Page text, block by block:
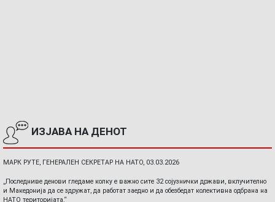
ИЗЈАВА НА ДЕНОТ
МАРК РУТЕ, ГЕНЕРАЛЕН СЕКРЕТАР НА НАТО, 03.03.2026
„Последниве денови гледаме колку е важно сите 32 сојузнички држави, вклучително
и Македонија да се здружат, да работат заедно и да обезбедат колективна одбрана на
НАТО територијата.“